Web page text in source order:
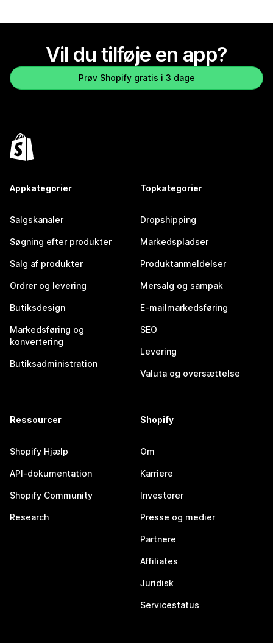
Vil du tilføje en app?
Prøv Shopify gratis i 3 dage
Appkategorier
Salgskanaler
Søgning efter produkter
Salg af produkter
Ordrer og levering
Butiksdesign
Markedsføring og
konvertering
Butiksadministration
Topkategorier
Dropshipping
Markedspladser
Produktanmeldelser
Mersalg og sampak
E-mailmarkedsføring
SEO
Levering
Valuta og oversættelse
Ressourcer
Shopify Hjælp
API-dokumentation
Shopify Community
Research
Shopify
Om
Karriere
Investorer
Presse og medier
Partnere
Affiliates
Juridisk
Servicestatus